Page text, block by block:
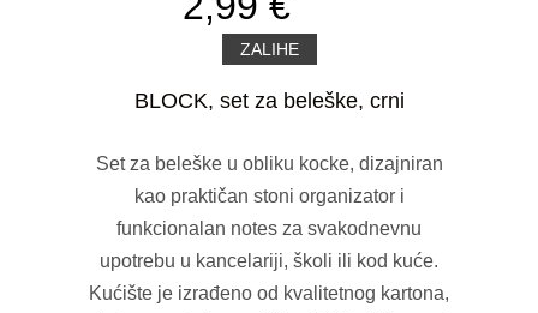
ZALIHE
BLOCK, set za beleške, crni
Set za beleške u obliku kocke, dizajniran
kao praktičan stoni organizator i
funkcionalan notes za svakodnevnu
upotrebu u kancelariji, školi ili kod kuće.
Kućište je izrađeno od kvalitetnog kartona,